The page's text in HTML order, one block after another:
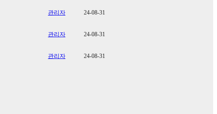
관리자 24-08-31
관리자 24-08-31
관리자 24-08-31